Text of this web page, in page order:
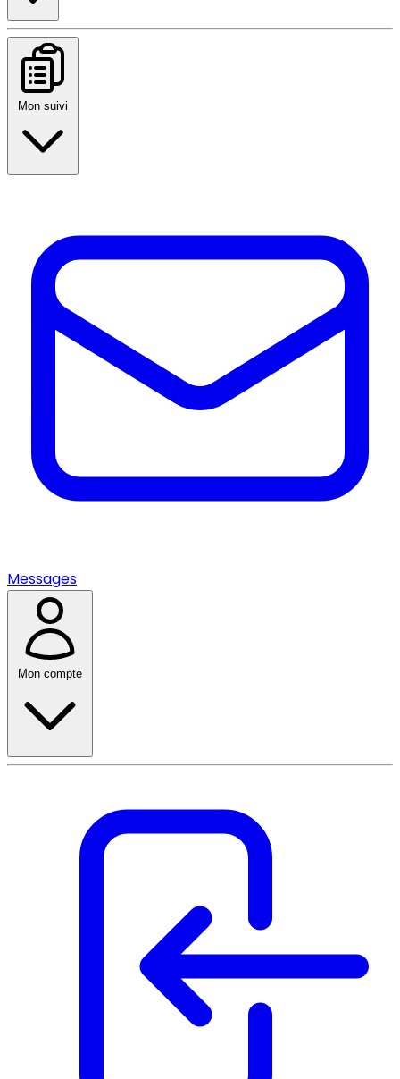
Mon suivi
Messages
Mon compte